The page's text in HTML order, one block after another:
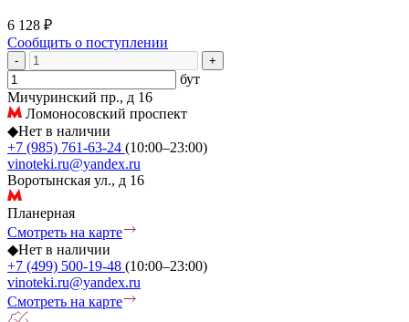
6 128 ₽
Сообщить о поступлении
- +
бут
Мичуринский пр., д 16
Ломоносовский проспект
◆Нет в наличии
+7 (985) 761-63-24 (10:00–23:00)
vinoteki.ru@yandex.ru
Воротынская ул., д 16
Планерная
Смотреть на карте
◆Нет в наличии
+7 (499) 500-19-48 (10:00–23:00)
vinoteki.ru@yandex.ru
Смотреть на карте